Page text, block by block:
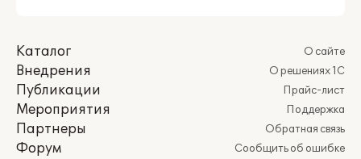
Каталог
Внедрения
Публикации
Мероприятия
Партнеры
Форум
О сайте
О решениях 1С
Прайс-лист
Поддержка
Обратная связь
Сообщить об ошибке